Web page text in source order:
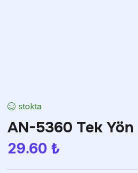
stokta
AN-5360 Tek
29.60 ₺